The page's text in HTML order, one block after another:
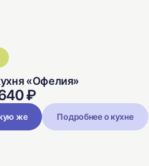
«Офелия»
₽
же Подробнее о кухне